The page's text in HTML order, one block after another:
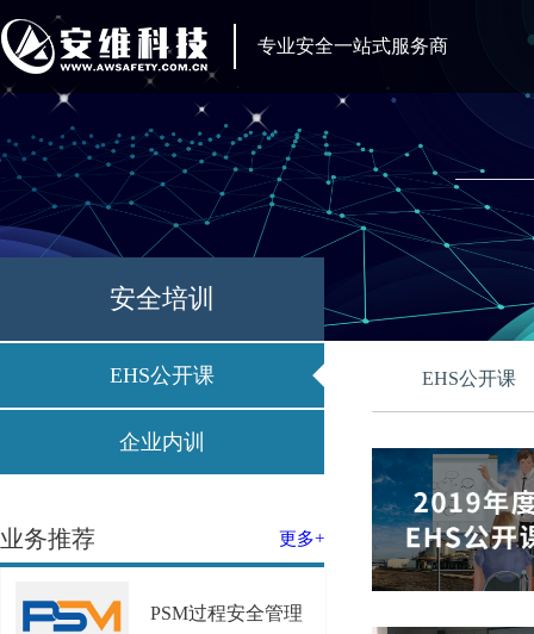
专业安全一站式服务商
安全培训
EHS公开课
企业内训
业务推荐 更多+
PSM过程安全管理
EHS公开课